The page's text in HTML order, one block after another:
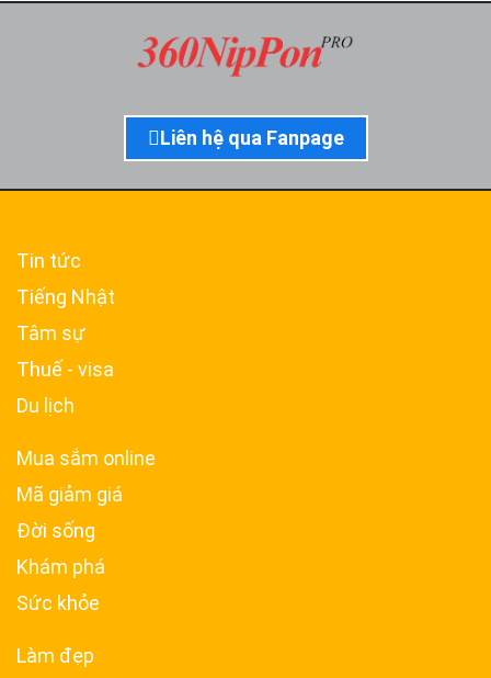
Liên hệ qua Fanpage
Tin tức
Tiếng Nhật
Tâm sự
Thuế - visa
Du lịch
Mua sắm online
Mã giảm giá
Đời sống
Khám phá
Sức khỏe
Làm đẹp